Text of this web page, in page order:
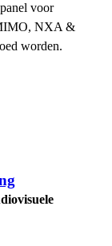
voor
NXA &
worden.